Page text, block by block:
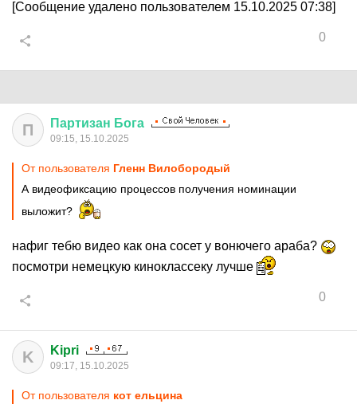
[Сообщение удалено пользователем 15.10.2025 07:38]
0
П Партизан Бога
09:15, 15.10.2025
От пользователя Гленн Вилобородый
А видеофиксацию процессов получения номинации
выложит?
нафиг тебю видео как она сосет у вонючего араба?
посмотри немецкую киноклассеку лучше
0
K Kipri
09:17, 15.10.2025
От пользователя кот ельцина